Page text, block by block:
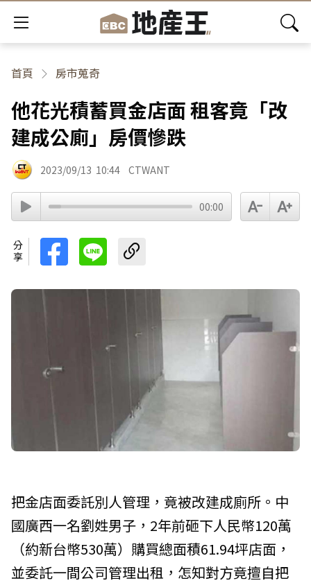
首頁 房市蒐奇
他花光積蓄買金店面 租客竟「改
建成公廁」房價慘跌
2023/09/13 10:44 CTWANT
00:00
分享
把金店面委託別人管理，竟被改建成廁所。中
國廣西一名劉姓男子，2年前砸下人民幣120萬
（約新台幣530萬）購買總面積61.94坪店面，
並委託一間公司管理出租，怎知對方竟擅自把